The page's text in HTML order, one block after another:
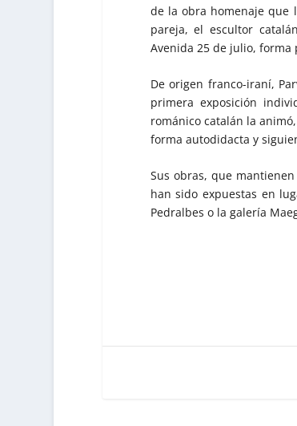
de la obra homenaje que
pareja, el escultor
Avenida 25 de julio, forma
De origen franco-iraní,
primera exposición
románico catalán la
forma autodidacta y
Sus obras, que
han sido expuestas en
Pedralbes o la galería